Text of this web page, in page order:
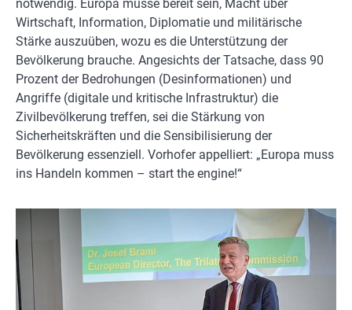
notwendig. Europa müsse bereit sein, Macht über
Wirtschaft, Information, Diplomatie und militärische
Stärke auszuüben, wozu es die Unterstützung der
Bevölkerung brauche. Angesichts der Tatsache, dass 90
Prozent der Bedrohungen (Desinformationen) und
Angriffe (digitale und kritische Infrastruktur) die
Zivilbevölkerung treffen, sei die Stärkung von
Sicherheitskräften und die Sensibilisierung der
Bevölkerung essenziell. Vorhofer appelliert: „Europa muss
ins Handeln kommen – start the engine!“